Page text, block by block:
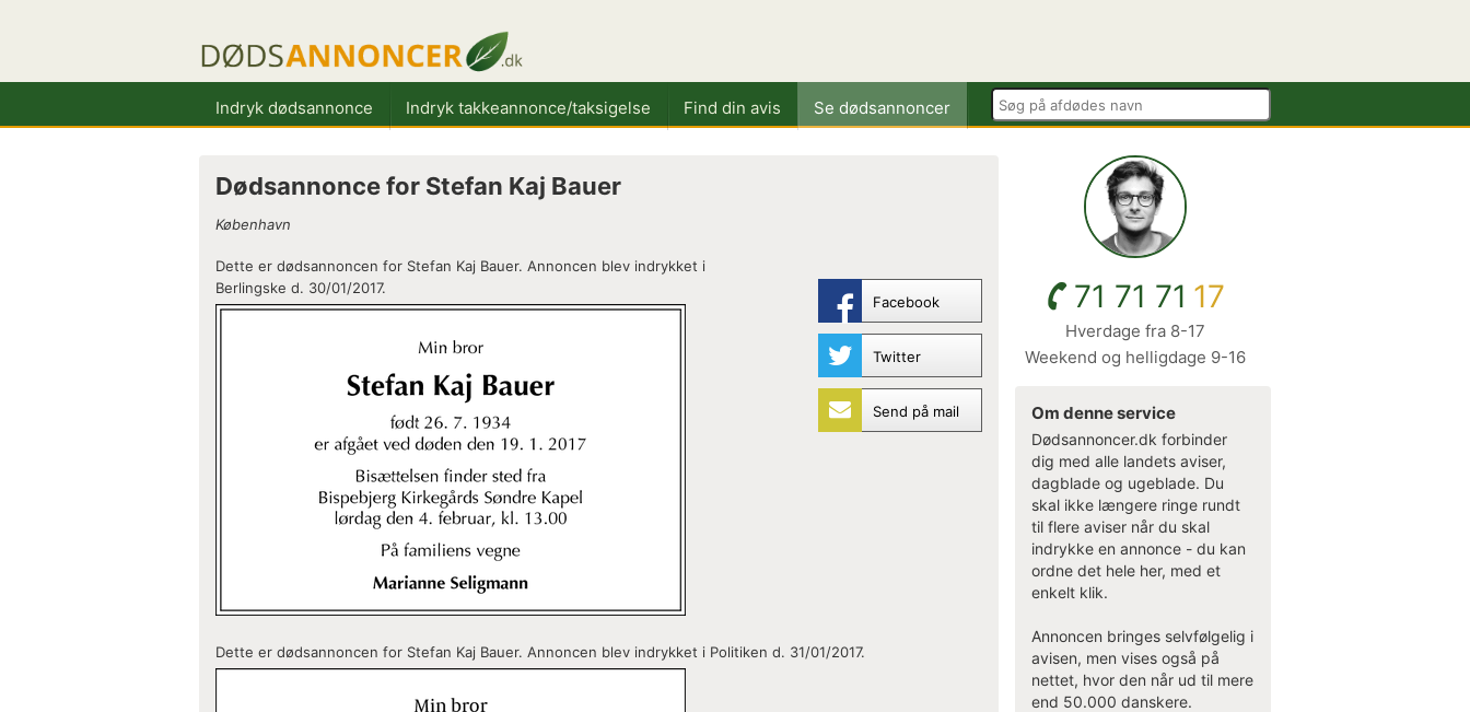
Indryk dødsannonce Indryk takkeannonce/taksigelse Find din avis Se dødsannoncer
Dødsannonce for Stefan Kaj Bauer
København
Facebook
Twitter
Send på mail
Dette er dødsannoncen for Stefan Kaj Bauer. Annoncen blev indrykket i
Berlingske d. 30/01/2017.
Dette er dødsannoncen for Stefan Kaj Bauer. Annoncen blev indrykket i Politiken d. 31/01/2017.
71 71 71 17
Hverdage fra 8-17
Weekend og helligdage 9-16
Om denne service
Dødsannoncer.dk forbinder
dig med alle landets aviser,
dagblade og ugeblade. Du
skal ikke længere ringe rundt
til flere aviser når du skal
indrykke en annonce - du kan
ordne det hele her, med et
enkelt klik.
Annoncen bringes selvfølgelig i
avisen, men vises også på
nettet, hvor den når ud til mere
end 50.000 danskere.